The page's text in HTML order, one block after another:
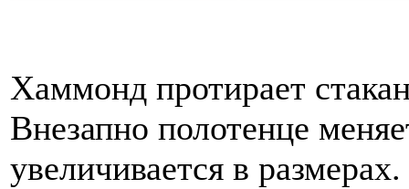
Хаммонд протирает
Внезапно полотенце
увеличивается в